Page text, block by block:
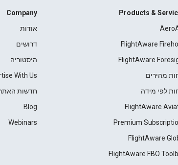
Products &
FlightAware
FlightAware
מהירים
לפי מידה
FlightAware
Premium
FlightAware
FlightAware FBO
Company
אודות
דרושים
היסטוריה
With Us
חדשות
Blog
Webinars